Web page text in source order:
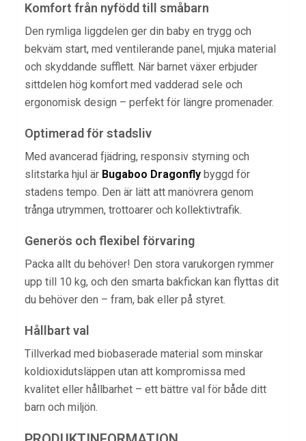
Komfort från nyfödd till småbarn
Den rymliga liggdelen ger din baby en trygg och
bekväm start, med ventilerande panel, mjuka material
och skyddande sufflett. När barnet växer erbjuder
sittdelen hög komfort med vadderad sele och
ergonomisk design – perfekt för längre promenader.
Optimerad för stadsliv
Med avancerad fjädring, responsiv styrning och
slitstarka hjul är Bugaboo Dragonfly byggd för
stadens tempo. Den är lätt att manövrera genom
trånga utrymmen, trottoarer och kollektivtrafik.
Generös och flexibel förvaring
Packa allt du behöver! Den stora varukorgen rymmer
upp till 10 kg, och den smarta bakfickan kan flyttas dit
du behöver den – fram, bak eller på styret.
Hållbart val
Tillverkad med biobaserade material som minskar
koldioxidutsläppen utan att kompromissa med
kvalitet eller hållbarhet – ett bättre val för både ditt
barn och miljön.